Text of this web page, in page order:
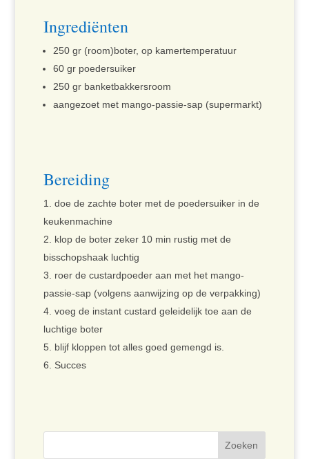
Ingrediënten
250 gr (room)boter, op kamertemperatuur
60 gr poedersuiker
250 gr banketbakkersroom
aangezoet met mango-passie-sap (supermarkt)
Bereiding
doe de zachte boter met de poedersuiker in de
keukenmachine
klop de boter zeker 10 min rustig met de
bisschopshaak luchtig
roer de custardpoeder aan met het mango-
passie-sap (volgens aanwijzing op de verpakking)
voeg de instant custard geleidelijk toe aan de
luchtige boter
blijf kloppen tot alles goed gemengd is.
Succes